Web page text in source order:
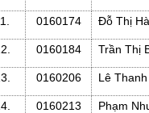
0160174 Đỗ Thị Hà
0160184 Trần Thị
0160206 Lê Thanh
0160213 Phạm